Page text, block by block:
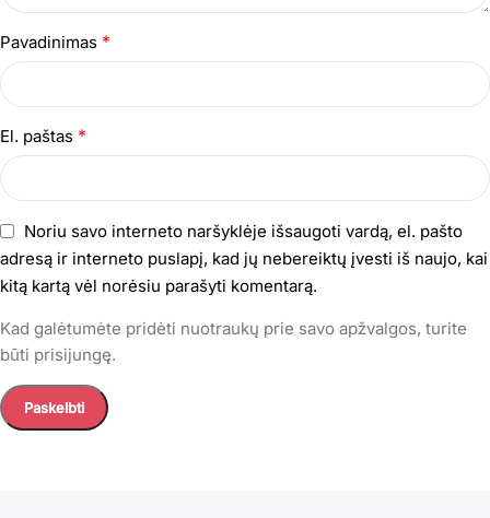
Pavadinimas *
El. paštas *
Noriu savo interneto naršyklėje išsaugoti vardą, el. pašto
adresą ir interneto puslapį, kad jų nebereiktų įvesti iš naujo, kai
kitą kartą vėl norėsiu parašyti komentarą.
Kad galėtumėte pridėti nuotraukų prie savo apžvalgos, turite
būti prisijungę.